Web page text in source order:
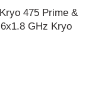
475 Prime &
GHz Kryo